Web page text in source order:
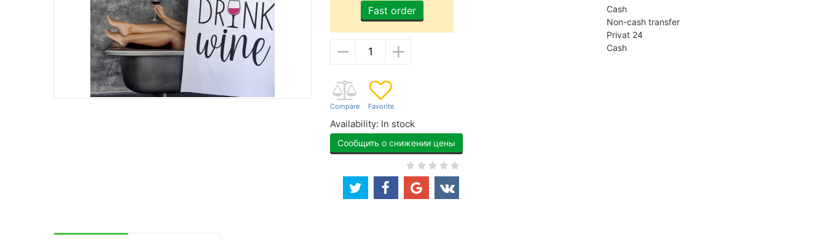
Fast order
− +
Availability: In stock
Сообщить о снижении цены
Cash
Non-cash transfer
Privat 24
Cash